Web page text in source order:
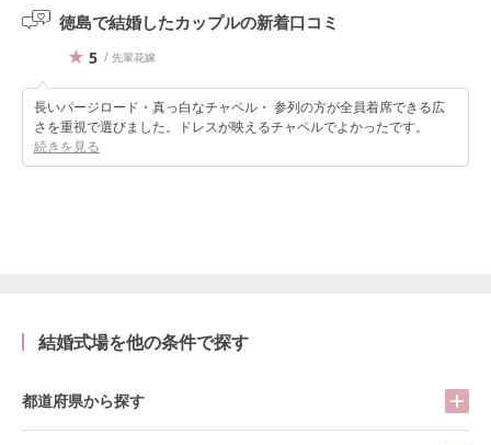
徳島で結婚したカップルの新着口コミ
5 / 先輩花嫁
長いパージロード・真っ白なチャペル・ 参列の方が全員着席できる広
さを重視で選びました。ドレスが映えるチャペルでよかったです。
続きを見る
結婚式場を他の条件で探す
都道府県から探す